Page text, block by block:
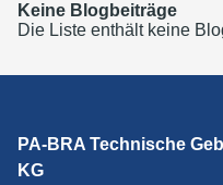
Keine Blogbeiträge
Die Liste enthält keine
PA-BRA Technische
KG